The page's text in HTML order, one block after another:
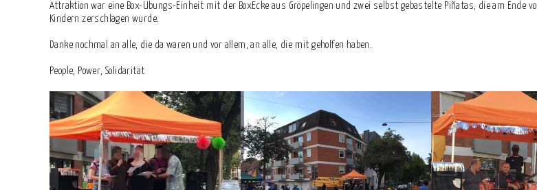
Attraktion war eine Box-Übungs-Einheit mit der BoxEcke aus Gröpelingen und zwei selbst gebastelte Piñatas, die am Ende
Kindern zerschlagen wurde.
Danke nochmal an alle, die da waren und vor allem, an alle, die mit geholfen haben.
People, Power, Solidarität